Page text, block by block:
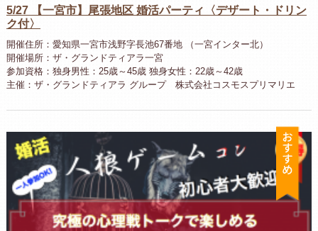
5/27 【一宮市】尾張地区 婚活パーティ〈デザート・ドリン
ク付〉
開催住所：愛知県一宮市浅野字長池67番地 （一宮インター北）
開催場所：ザ・グランドティアラ一宮
参加資格：独身男性：25歳～45歳 独身女性：22歳～42歳
主催：ザ・グランドティアラ グループ 株式会社コスモスプリマリエ
お